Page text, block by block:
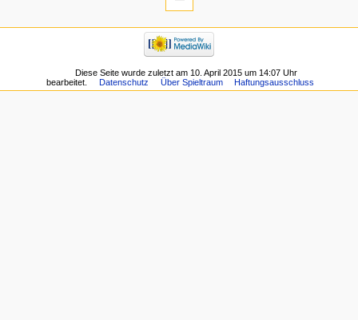
Diese Seite wurde zuletzt am 10. April 2015 um 14:07 Uhr
bearbeitet.
Datenschutz Über Spieltraum Haftungsausschluss